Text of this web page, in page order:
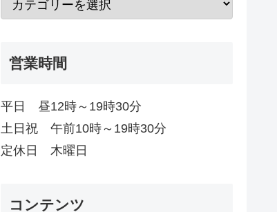
営業時間
平日 昼12時～19時30分
土日祝 午前10時～19時30分
定休日 木曜日
コンテンツ